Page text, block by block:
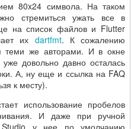
80x24 символа. На таком
стремиться ужать все в
на список файлов и Flutter
их dartfmt. К сожалению
теми же авторами. И в окне
довольно давно осталась
А, ну еще и ссылка на FAQ
к месту).
использование пробелов
И даже при ручной
Studio у нее по умолчанию